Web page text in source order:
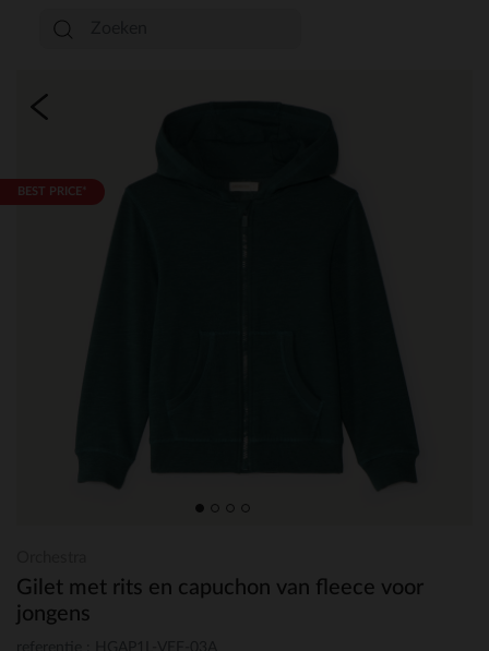
BEST PRICE*
Gilet met rits en capuchon van fleece voor
jongens